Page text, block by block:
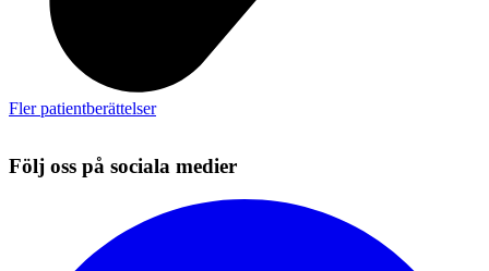
Fler patientberättelser
Följ oss på sociala medier